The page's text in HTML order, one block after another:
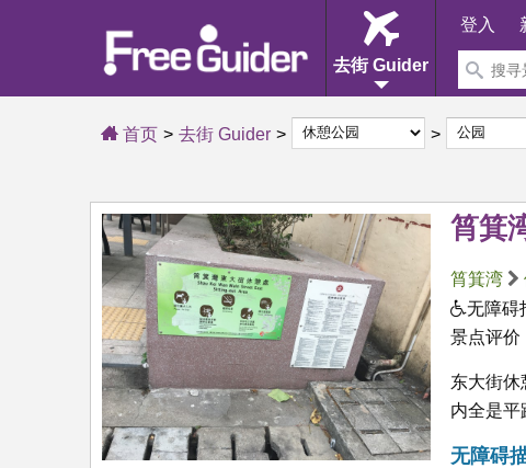
去街 Guider
登入
首页 去街 Guider
筲箕
筲箕湾
无障碍
景点评价
东大街休
内全是平
无障碍